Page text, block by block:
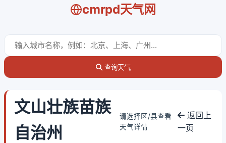
cmrpd天气网
查询天气
文山壮族苗族
自治州
请选择区/县查看
天气详情
返回上
一页